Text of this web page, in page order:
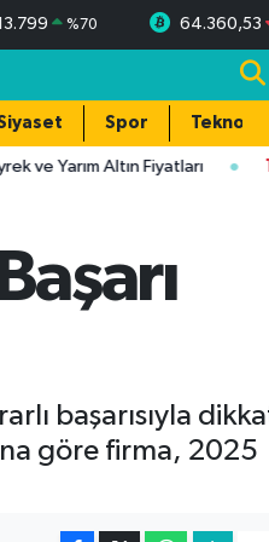
%70 64.360,53
Spor Teknoloji
Altın Fiyatları 10:48
başarısıyla
göre firma, 2025